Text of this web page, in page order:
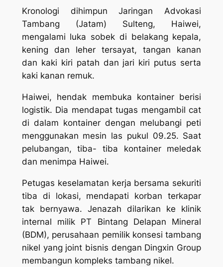
Kronologi dihimpun Jaringan Advokasi
Tambang (Jatam) Sulteng, Haiwei,
mengalami luka sobek di belakang kepala,
kening dan leher tersayat, tangan kanan
dan kaki kiri patah dan jari kiri putus serta
kaki kanan remuk.
Haiwei, hendak membuka kontainer berisi
logistik. Dia mendapat tugas mengambil cat
di dalam kontainer dengan melubangi peti
menggunakan mesin las pukul 09.25. Saat
pelubangan, tiba- tiba kontainer meledak
dan menimpa Haiwei.
Petugas keselamatan kerja bersama sekuriti
tiba di lokasi, mendapati korban terkapar
tak bernyawa. Jenazah dilarikan ke klinik
internal milik PT Bintang Delapan Mineral
(BDM), perusahaan pemilik konsesi tambang
nikel yang joint bisnis dengan Dingxin Group
membangun kompleks tambang nikel.